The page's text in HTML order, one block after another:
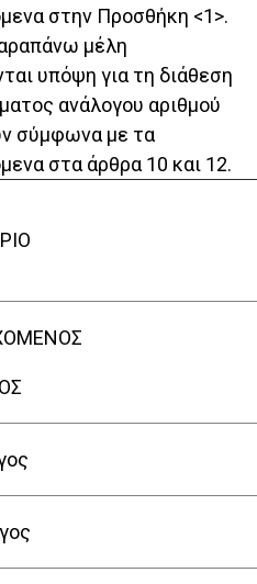
στην Προσθήκη <1>.
μέλη
υπόψη για τη διάθεση
ανάλογου αριθμού
σύμφωνα με τα
στα άρθρα 10 και 12.
ΟΜΕΝΟΣ